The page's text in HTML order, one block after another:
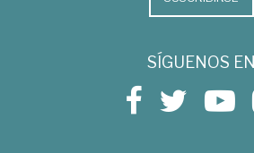
SÍGUENOS EN